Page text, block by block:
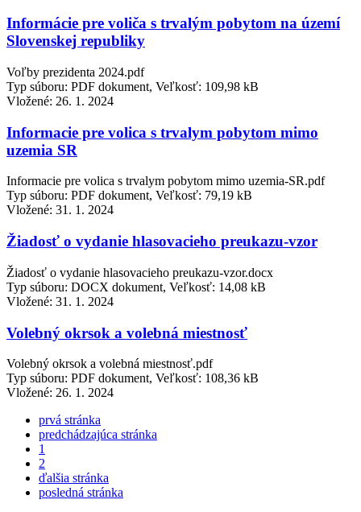
Informácie pre voliča s trvalým pobytom na území
Slovenskej republiky
Voľby prezidenta 2024.pdf
Typ súboru: PDF dokument, Veľkosť: 109,98 kB
Vložené: 26. 1. 2024
Informacie pre volica s trvalym pobytom mimo
uzemia SR
Informacie pre volica s trvalym pobytom mimo uzemia-SR.pdf
Typ súboru: PDF dokument, Veľkosť: 79,19 kB
Vložené: 31. 1. 2024
Žiadosť o vydanie hlasovacieho preukazu-vzor
Žiadosť o vydanie hlasovacieho preukazu-vzor.docx
Typ súboru: DOCX dokument, Veľkosť: 14,08 kB
Vložené: 31. 1. 2024
Volebný okrsok a volebná miestnosť
Volebný okrsok a volebná miestnosť.pdf
Typ súboru: PDF dokument, Veľkosť: 108,36 kB
Vložené: 26. 1. 2024
prvá stránka
predchádzajúca stránka
1
2
ďalšia stránka
posledná stránka